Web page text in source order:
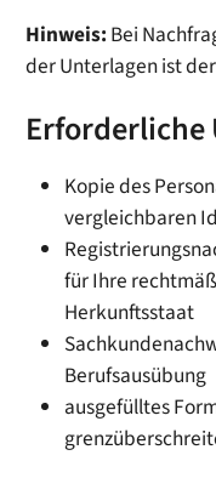
Hinweis: Bei
der Unterlagen ist
Erforderliche
Kopie des
vergleichbaren
für Ihre
Herkunftsstaat
Berufsausübung
ausgefülltes